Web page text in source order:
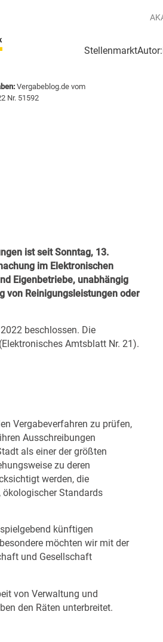
Stellenmarkt
Vergabeblog.de vom
Nr. 51592
ist seit Sonntag, 13.
im Elektronischen
Eigenbetriebe, unabhängig
von Reinigungsleistungen oder
beschlossen. Die
(Elektronisches Amtsblatt Nr. 21).
Vergabeverfahren zu prüfen,
Ausschreibungen
als einer der größten
zu deren
werden, die
ökologischer Standards
künftigen
möchten wir mit der
und Gesellschaft
von Verwaltung und
den Räten unterbreitet.